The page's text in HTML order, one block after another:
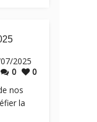
2025
0
0
nos
la